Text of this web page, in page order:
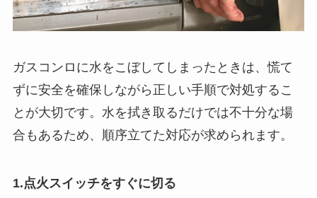
ガスコンロに水をこぼしてしまったときは、慌て
ずに安全を確保しながら正しい手順で対処するこ
とが大切です。水を拭き取るだけでは不十分な場
合もあるため、順序立てた対応が求められます。
1.点火スイッチをすぐに切る